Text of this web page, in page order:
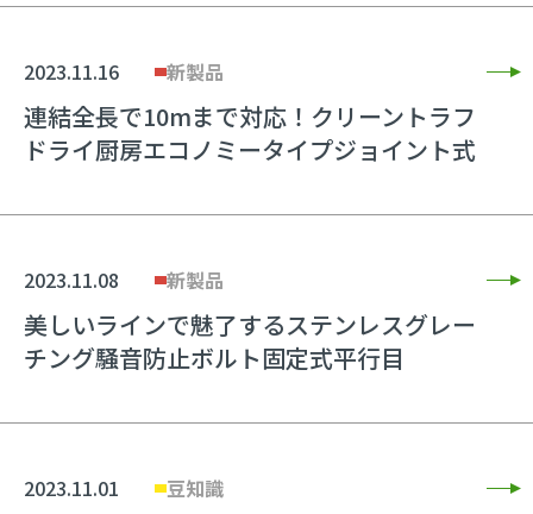
2023.11.16 新製品
連結全長で10mまで対応！クリーントラフ
ドライ厨房エコノミータイプジョイント式
2023.11.08 新製品
美しいラインで魅了するステンレスグレー
チング騒音防止ボルト固定式平行目
2023.11.01 豆知識